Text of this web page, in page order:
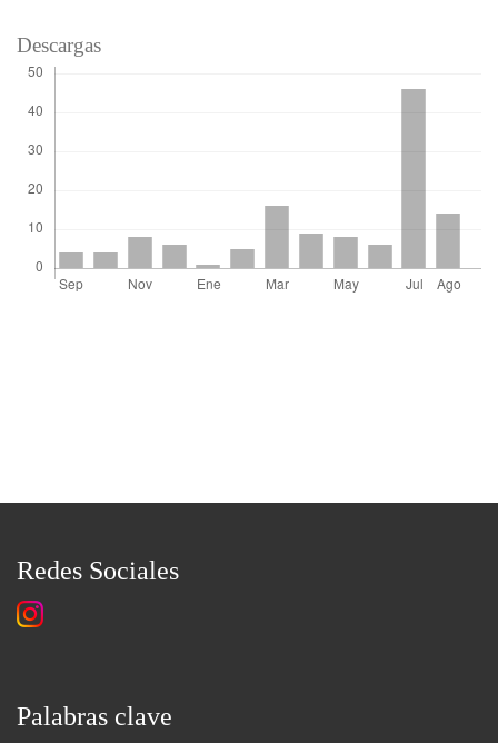
Descargas
Redes Sociales
Palabras clave